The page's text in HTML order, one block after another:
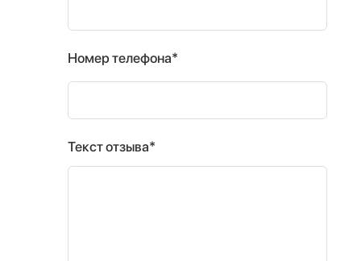
Номер телефона*
Текст отзыва*